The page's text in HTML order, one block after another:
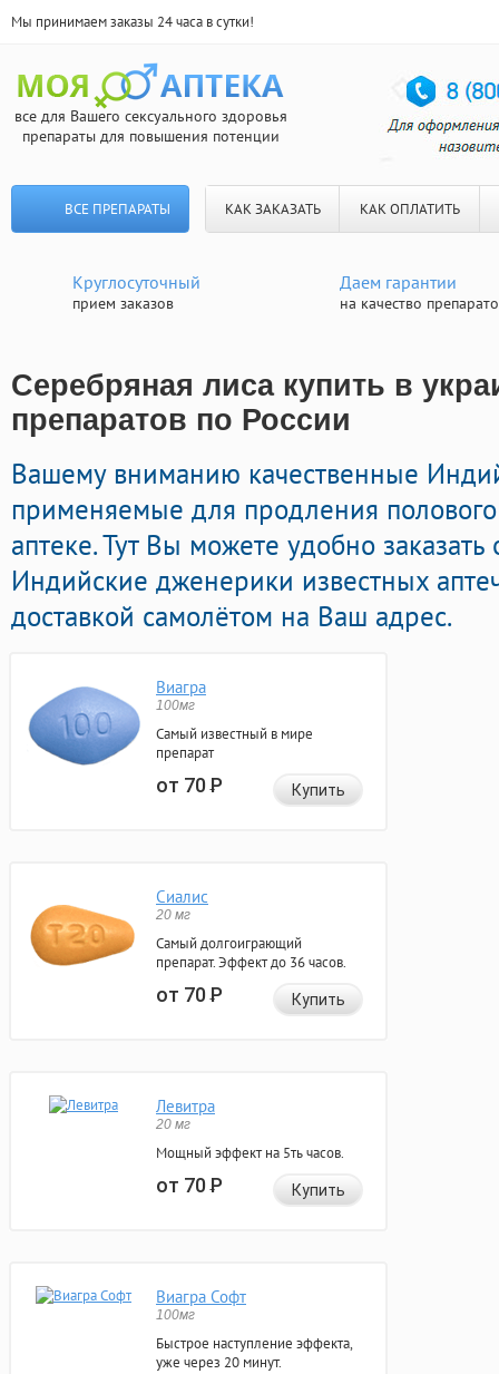
Мы принимаем заказы 24 часа в сутки!
все для Вашего сексуального здоровья
препараты для повышения потенции
ВСЕ ПРЕПАРАТЫ КАК ЗАКАЗАТЬ КАК ОПЛАТИТЬ
Круглосуточный
прием заказов
Даем гарантии
на качество
Серебряная лиса купить в
препаратов по России
Вашему вниманию качественные
применяемые для продления полового
аптеке. Тут Вы можете удобно
Индийские дженерики известных
доставкой самолётом на Ваш адрес.
Виагра
100мг
Самый известный в мире
препарат
от 70Р Купить
Сиалис
20 мг
Самый долгоиграющий
препарат. Эффект до 36 часов.
от 70Р Купить
Левитра
20 мг
Мощный эффект на 5ть часов.
от 70Р Купить
Виагра Софт
100мг
Быстрое наступление эффекта,
уже через 20 минут.